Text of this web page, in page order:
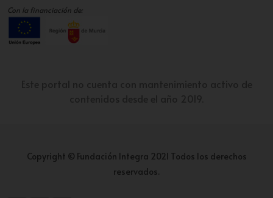
Con la financiación de:
Copyright © Fundación Integra 2021 Todos los derechos
reservados.